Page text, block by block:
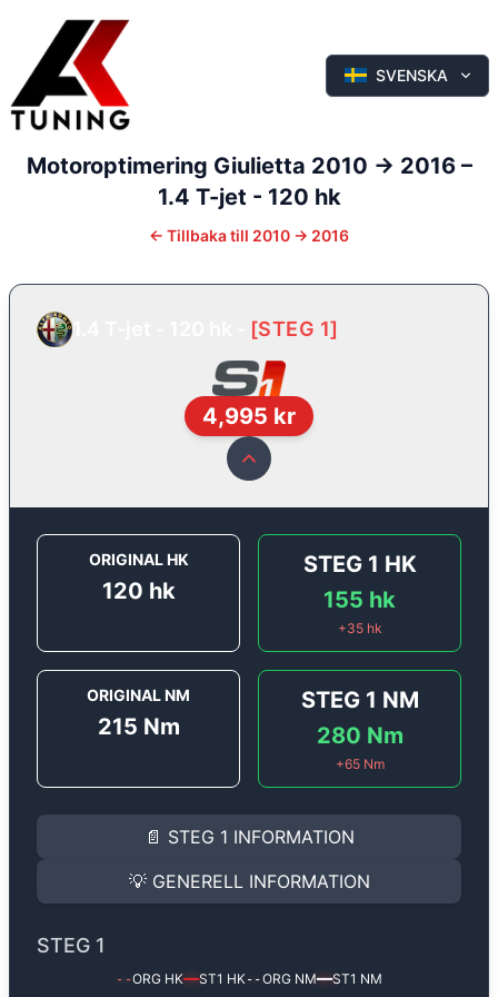
SVENSKA
Motoroptimering Giulietta 2010 -> 2016–
1.4 T-jet - 120 hk
← Tillbaka till 2010 -> 2016
[STEG 1]
4,995 kr
ORIGINAL HK
120 hk
STEG 1 HK
155 hk
+35hk
ORIGINAL NM
215 Nm
STEG 1 NM
280 Nm
+65Nm
📄 STEG 1 INFORMATION
INFORMATION
Steg 1
Alfa Romeo Giulietta 1.4
Effekten ökar från120 hktill155 hkoch
(+35 hk & +65 Nm).
Ger mer effekt, högre vridmoment, lägre
Steg 1 mjukvara justerar vi ett antal
💡 GENERELL INFORMATION
✅ All mjukvara är skräddarsydd för din bil
✅ Felsökning inann samt efter optimering
STEG 1
--ORG HK━━ST1 HK--ORG NM━━ST1 NM